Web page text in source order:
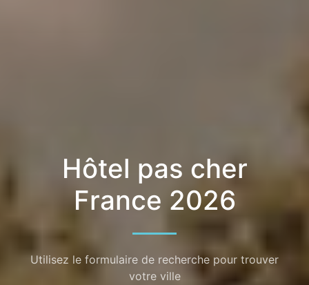
Hôtel pas cher
France 2026
Utilisez le formulaire de recherche pour trouver
votre ville